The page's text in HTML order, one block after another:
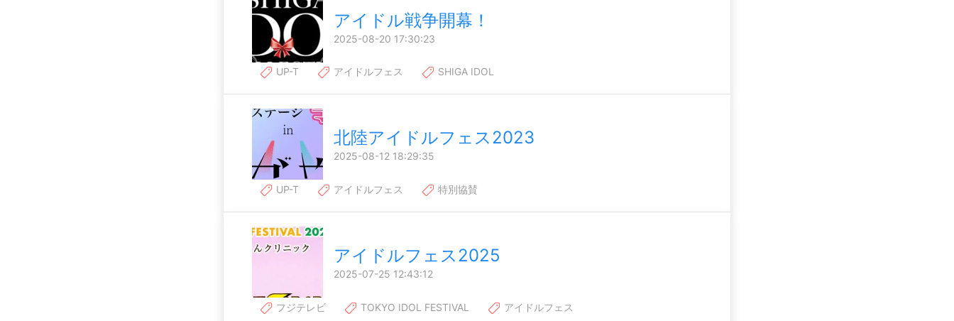
アイドル戦争開幕！
2025-08-20 17:30:23
UP-T アイドルフェス SHIGA IDOL
北陸アイドルフェス2023
2025-08-12 18:29:35
UP-T アイドルフェス 特別協賛
アイドルフェス2025
2025-07-25 12:43:12
フジテレビ TOKYO IDOL FESTIVAL アイドルフェス